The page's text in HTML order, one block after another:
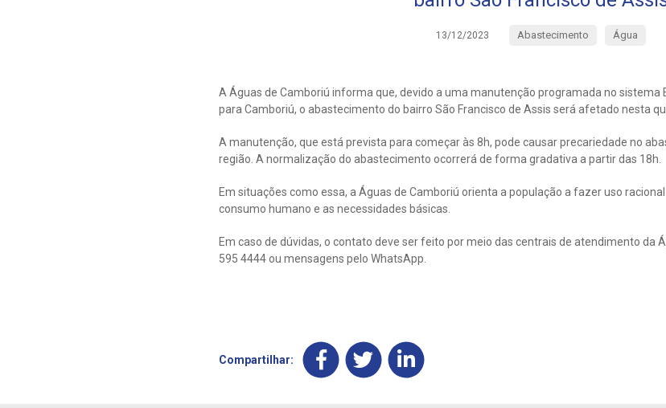
13/12/2023 Abastecimento Água
A Águas de Camboriú informa que, devido a uma manutenção programada no sistema
para Camboriú, o abastecimento do bairro São Francisco de Assis será afetado nesta
A manutenção, que está prevista para começar às 8h, pode causar precariedade no
região. A normalização do abastecimento ocorrerá de forma gradativa a partir das 18h.
Em situações como essa, a Águas de Camboriú orienta a população a fazer uso
consumo humano e as necessidades básicas.
Em caso de dúvidas, o contato deve ser feito por meio das centrais de atendimento da
595 4444 ou mensagens pelo WhatsApp.
Compartilhar: